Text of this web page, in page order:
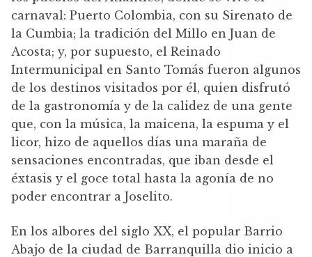
carnaval: Puerto Colombia, con su Sirenato de
la Cumbia; la tradición del Millo en Juan de
Acosta; y, por supuesto, el Reinado
Intermunicipal en Santo Tomás fueron algunos
de los destinos visitados por él, quien disfrutó
de la gastronomía y de la calidez de una gente
que, con la música, la maicena, la espuma y el
licor, hizo de aquellos días una maraña de
sensaciones encontradas, que iban desde el
éxtasis y el goce total hasta la agonía de no
poder encontrar a Joselito.
En los albores del siglo XX, el popular Barrio
Abajo de la ciudad de Barranquilla dio inicio a